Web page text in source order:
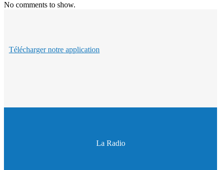
No comments to show.
Télécharger notre application
La Radio